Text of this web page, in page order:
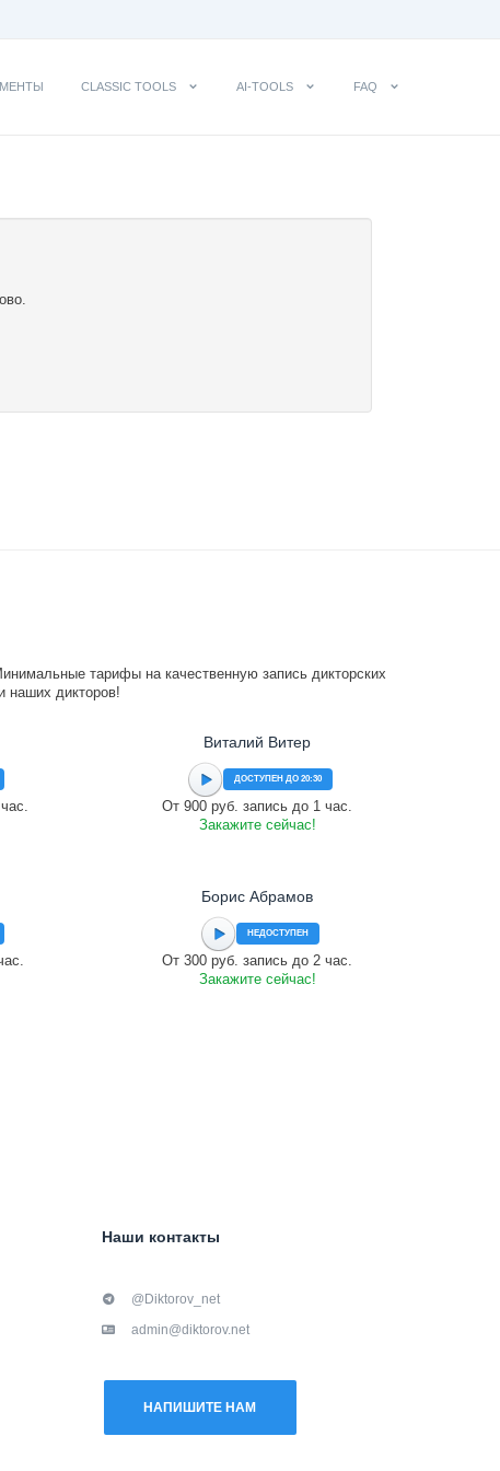
CLASSIC TOOLS AI-TOOLS FAQ
тарифы на качественную запись дикторских
наших дикторов!
Виталий Витер
ДОСТУПЕН ДО 20:30
От 900 руб. запись до 1 час.
Закажите сейчас!
Борис Абрамов
НЕДОСТУПЕН
От 300 руб. запись до 2 час.
Закажите сейчас!
Наши контакты
@Diktorov_net
admin@diktorov.net
НАПИШИТЕ НАМ